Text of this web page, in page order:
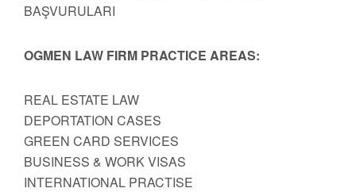
BAŞVURULARI
OGMEN LAW FIRM PRACTICE AREAS:
REAL ESTATE LAW
DEPORTATION CASES
GREEN CARD SERVICES
BUSINESS & WORK VISAS
INTERNATIONAL PRACTISE